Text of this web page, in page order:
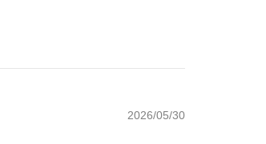
2026/05/30